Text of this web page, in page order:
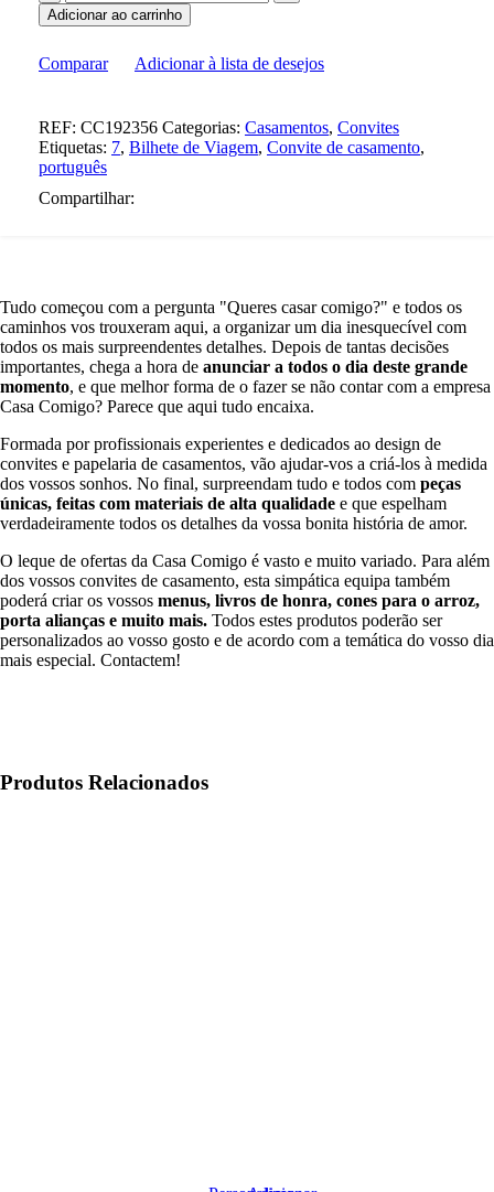
Adicionar ao carrinho
Comparar Adicionar à lista de desejos
REF: CC192356 Categorias: Casamentos, Convites
Etiquetas: 7, Bilhete de Viagem, Convite de casamento,
português
Compartilhar:
Tudo começou com a pergunta "Queres casar comigo?" e todos os
caminhos vos trouxeram aqui, a organizar um dia inesquecível com
todos os mais surpreendentes detalhes. Depois de tantas decisões
importantes, chega a hora de anunciar a todos o dia deste grande
momento, e que melhor forma de o fazer se não contar com a empresa
Casa Comigo? Parece que aqui tudo encaixa.
Formada por profissionais experientes e dedicados ao design de
convites e papelaria de casamentos, vão ajudar-vos a criá-los à medida
dos vossos sonhos. No final, surpreendam tudo e todos com peças
únicas, feitas com materiais de alta qualidade e que espelham
verdadeiramente todos os detalhes da vossa bonita história de amor.
O leque de ofertas da Casa Comigo é vasto e muito variado. Para além
dos vossos convites de casamento, esta simpática equipa também
poderá criar os vossos menus, livros de honra, cones para o arroz,
porta alianças e muito mais. Todos estes produtos poderão ser
personalizados ao vosso gosto e de acordo com a temática do vosso dia
mais especial. Contactem!
Produtos Relacionados